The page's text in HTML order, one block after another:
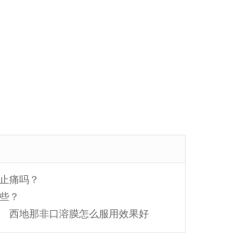
痛吗？
？
西地那非口溶膜怎么服用效果好